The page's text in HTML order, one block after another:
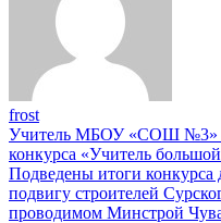
frost
Навигация
по
записям
Учитель МБОУ «СОШ №3» —
конкурса «Учитель
Подведены итоги
подвигу строителей
проводимом Минстрой